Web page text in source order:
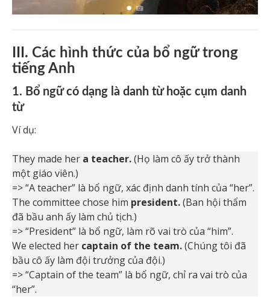
III. Các hình thức của bổ ngữ trong
tiếng Anh
1. Bổ ngữ có dạng là danh từ hoặc cụm danh
từ
Ví dụ:
They made her a teacher.(Họ làm cô ấy trở thành
một giáo viên.)
=> “A teacher” là bổ ngữ, xác định danh tính của “her”.
The committee chose him president.(Ban hội thẩm
đã bầu anh ấy làm chủ tịch.)
=> “President” là bổ ngữ, làm rõ vai trò của “him”.
We elected her captain of the team.(Chúng tôi đã
bầu cô ấy làm đội trưởng của đội.)
=> “Captain of the team” là bổ ngữ, chỉ ra vai trò của
“her”.